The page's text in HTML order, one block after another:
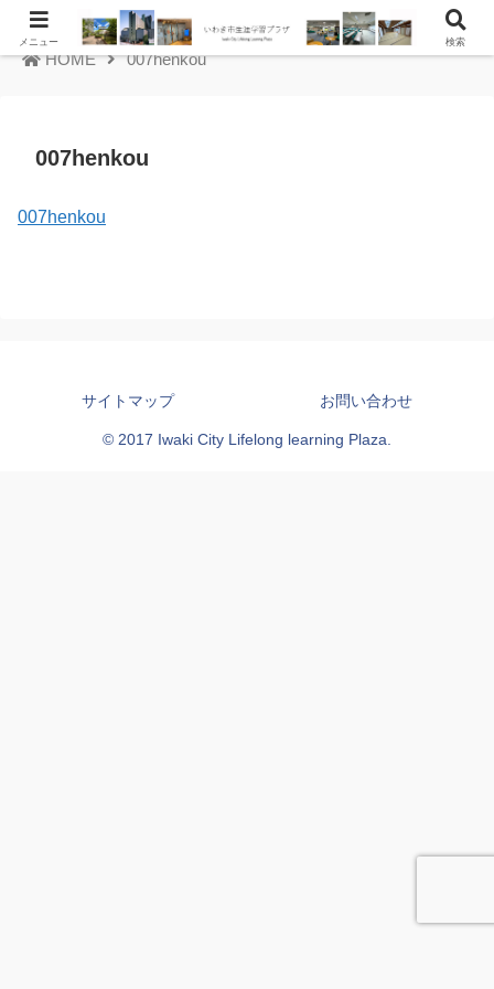
HOME 007henkou
007henkou
007henkou
サイトマップ お問い合わせ
© 2017 Iwaki City Lifelong learning Plaza.
メニュー 検索